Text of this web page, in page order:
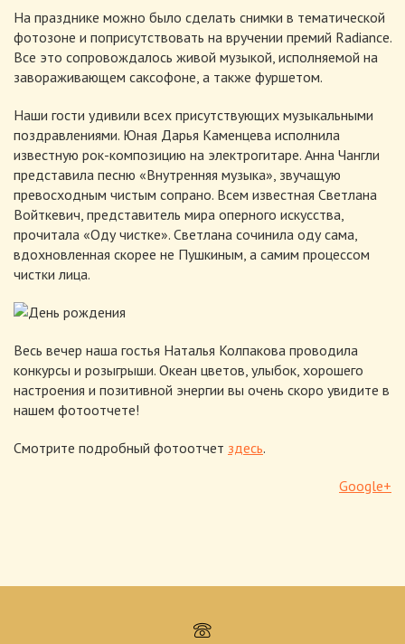
На празднике можно было сделать снимки в тематической
фотозоне и поприсутствовать на вручении премий Radiance.
Все это сопровождалось живой музыкой, исполняемой на
завораживающем саксофоне, а также фуршетом.
Наши гости удивили всех присутствующих музыкальными
поздравлениями. Юная Дарья Каменцева исполнила
известную рок-композицию на электрогитаре. Анна Чангли
представила песню «Внутренняя музыка», звучащую
превосходным чистым сопрано. Всем известная Светлана
Войткевич, представитель мира оперного искусства,
прочитала «Оду чистке». Светлана сочинила оду сама,
вдохновленная скорее не Пушкиным, а самим процессом
чистки лица.
Весь вечер наша гостья Наталья Колпакова проводила
конкурсы и розыгрыши. Океан цветов, улыбок, хорошего
настроения и позитивной энергии вы очень скоро увидите в
нашем фотоотчете!
Смотрите подробный фотоотчет здесь.
Google+